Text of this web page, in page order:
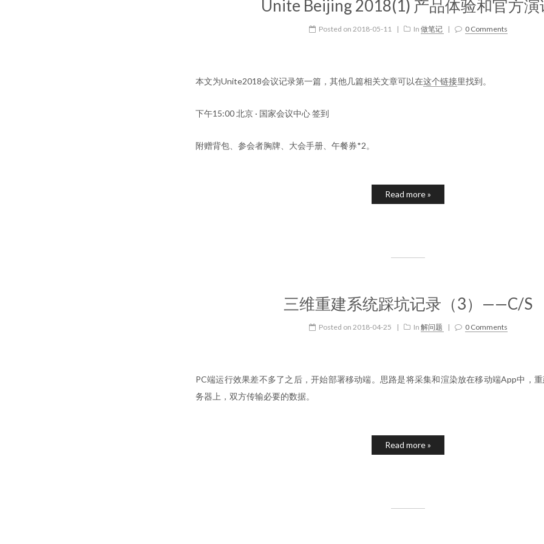
Unite Beijing 2018(1) 产品体验和官方演
Posted on 2018-05-11 | In 做笔记 | 0 Comments
本文为Unite2018会议记录第一篇，其他几篇相关文章可以在这个链接里找到。
下午15:00 北京 · 国家会议中心 签到
附赠背包、参会者胸牌、大会手册、午餐券*2。
Read more »
三维重建系统踩坑记录（3）——C/S
Posted on 2018-04-25 | In 解问题 | 0 Comments
PC端运行效果差不多了之后，开始部署移动端。思路是将采集和渲染放在移动端App中，
务器上，双方传输必要的数据。
Read more »